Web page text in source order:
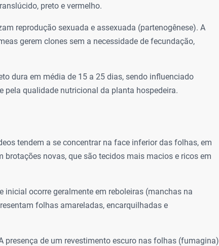
preto e vermelho.
reprodução sexuada e assexuada (partenogênese). A
gerem clones sem a necessidade de fecundação,
dura em média de 15 a 25 dias, sendo influenciado
pela qualidade nutricional da planta hospedeira.
tendem a se concentrar na face inferior das folhas, em
brotações novas, que são tecidos mais macios e ricos em
inicial ocorre geralmente em reboleiras (manchas na
folhas amareladas, encarquilhadas e
presença de um revestimento escuro nas folhas (fumagina)